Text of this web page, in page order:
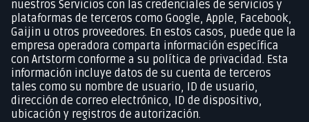
nuestros Servicios con las credenciales de servicios y
plataformas de terceros como Google, Apple, Facebook,
Gaijin u otros proveedores. En estos casos, puede que la
empresa operadora comparta información específica
con Artstorm conforme a su política de privacidad. Esta
información incluye datos de su cuenta de terceros
tales como su nombre de usuario, ID de usuario,
dirección de correo electrónico, ID de dispositivo,
ubicación y registros de autorización.